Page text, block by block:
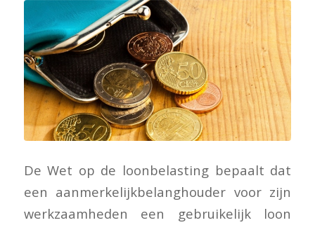
De Wet op de loonbelasting bepaalt dat
een aanmerkelijkbelanghouder voor zijn
werkzaamheden een gebruikelijk loon